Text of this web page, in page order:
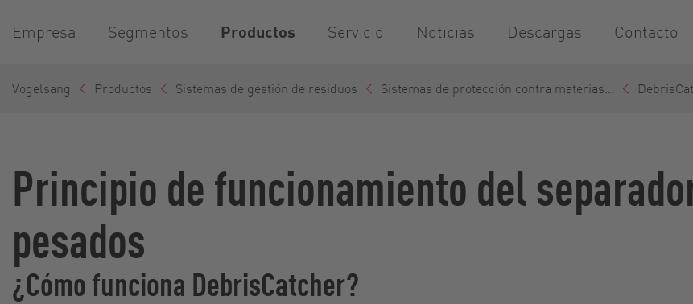
Empresa Segmentos Productos Servicio Noticias Descargas Contacto
Vogelsang Productos Sistemas de gestión de residuos Sistemas de protección contra materias...
Principio de funcionamiento del
pesados
¿Cómo funciona DebrisCatcher?